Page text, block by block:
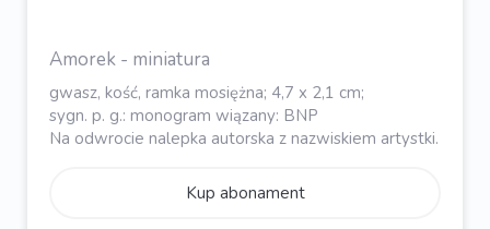
Amorek - miniatura
gwasz, kość, ramka mosiężna; 4,7 x 2,1 cm;
sygn. p. g.: monogram wiązany: BNP
Na odwrocie nalepka autorska z nazwiskiem artystki.
Kup abonament